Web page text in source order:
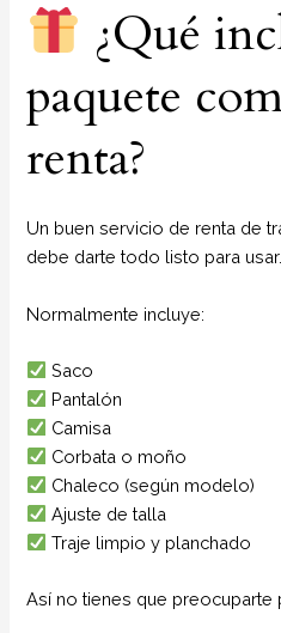
¿Qué
paquete
renta?
Un buen servicio de renta de
debe darte todo listo para usar.
Normalmente incluye:
Saco
Pantalón
Camisa
Corbata o moño
Chaleco (según modelo)
Ajuste de talla
Traje limpio y planchado
Así no tienes que preocuparte